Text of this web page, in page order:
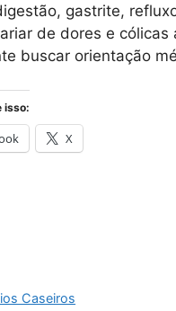
gastrite,
de dores e
buscar orientação
isso:
X
Caseiros